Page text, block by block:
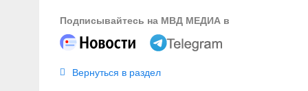
Подписывайтесь на МВД МЕДИА в
Вернуться в раздел